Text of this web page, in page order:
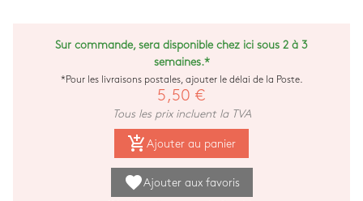
Sur commande, sera disponible chez ici sous 2 à 3
semaines.*
*Pour les livraisons postales, ajouter le délai de la Poste.
5,50 €
Tous les prix incluent la TVA
add_shopping_cart Ajouter au panier
favoriteAjouter aux favoris